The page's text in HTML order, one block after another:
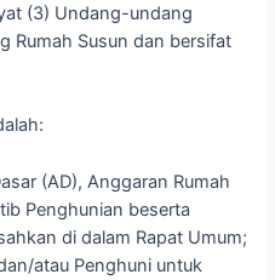
(3) Undang-undang
Rumah Susun dan bersifat
(AD), Anggaran Rumah
Penghunian beserta
di dalam Rapat Umum;
atau Penghuni untuk